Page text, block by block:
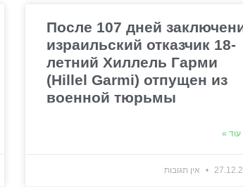
После 107 дней
израильский отказчик 18-
летний Хиллель Гарми
(Hillel Garmi) отпущен из
военной тюрьмы
»
אין תגובות